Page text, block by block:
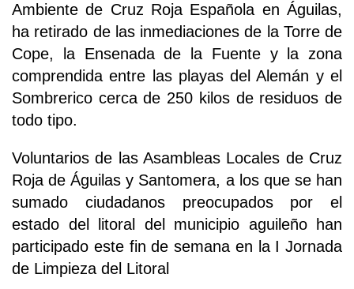
Ambiente de Cruz Roja Española en Águilas,
ha retirado de las inmediaciones de la Torre de
Cope, la Ensenada de la Fuente y la zona
comprendida entre las playas del Alemán y el
Sombrerico cerca de 250 kilos de residuos de
todo tipo.
Voluntarios de las Asambleas Locales de Cruz
Roja de Águilas y Santomera, a los que se han
sumado ciudadanos preocupados por el
estado del litoral del municipio aguileño han
participado este fin de semana en la I Jornada
de Limpieza del Litoral